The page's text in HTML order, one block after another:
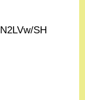
N2LVw/SH